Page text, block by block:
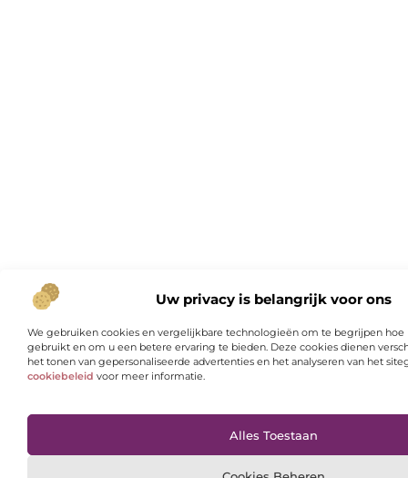
Uw privacy is belangrijk voor ons
We gebruiken cookies en vergelijkbare technologieën om te begrijpen hoe
gebruikt en om u een betere ervaring te bieden. Deze cookies dienen
het tonen van gepersonaliseerde advertenties en het analyseren van het
cookiebeleid voor meer informatie.
Alles Toestaan